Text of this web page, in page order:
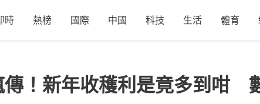
時 熱榜 國際 中國 科技 生活 體育
傳！新年收穫利是竟多到咁